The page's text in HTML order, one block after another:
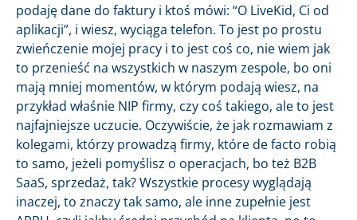
podaję dane do faktury i ktoś mówi: “O LiveKid, Ci od
aplikacji”, i wiesz, wyciąga telefon. To jest po prostu
zwieńczenie mojej pracy i to jest coś co, nie wiem jak
to przenieść na wszystkich w naszym zespole, bo oni
mają mniej momentów, w którym podają wiesz, na
przykład właśnie NIP firmy, czy coś takiego, ale to jest
najfajniejsze uczucie. Oczywiście, że jak rozmawiam z
kolegami, którzy prowadzą firmy, które de facto robią
to samo, jeżeli pomyślisz o operacjach, bo też B2B
SaaS, sprzedaż, tak? Wszystkie procesy wyglądają
inaczej, to znaczy tak samo, ale inne zupełnie jest